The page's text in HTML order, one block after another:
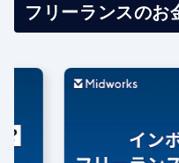
フリーランスのお